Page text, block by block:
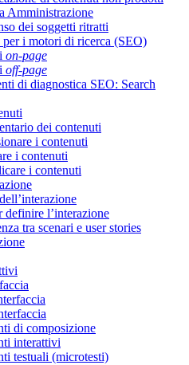
Amministrazione
dei soggetti ritratti
i motori di ricerca (SEO)
on-page
off-page
di diagnostica SEO: Search
dei contenuti
i contenuti
i contenuti
i contenuti
definire l’interazione
tra scenari e user stories
di composizione
interattivi
testuali (microtesti)